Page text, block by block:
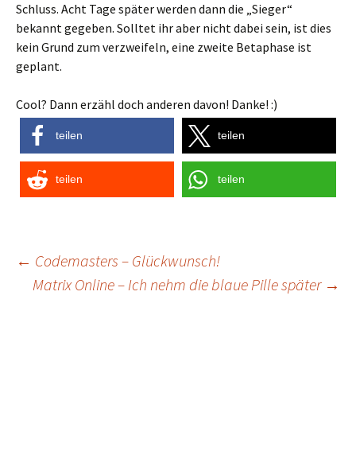
Schluss. Acht Tage später werden dann die „Sieger“
bekannt gegeben. Solltet ihr aber nicht dabei sein, ist dies
kein Grund zum verzweifeln, eine zweite Betaphase ist
geplant.
Cool? Dann erzähl doch anderen davon! Danke! :)
teilen teilen
teilen teilen
Post
← Codemasters – Glückwunsch!
Matrix Online – Ich nehm die blaue Pille später →